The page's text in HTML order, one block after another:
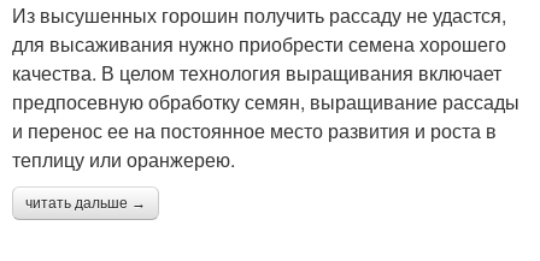
Из высушенных горошин получить рассаду не удастся,
для высаживания нужно приобрести семена хорошего
качества. В целом технология выращивания включает
предпосевную обработку семян, выращивание рассады
и перенос ее на постоянное место развития и роста в
теплицу или оранжерею.
читать дальше →